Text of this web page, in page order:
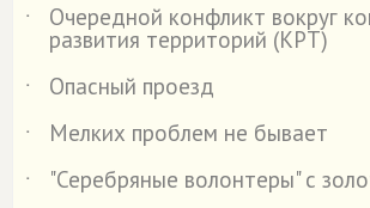
˙
Очередной конфликт вокруг
развития территорий (КРТ)
˙
Опасный проезд
˙
Мелких проблем не бывает
˙
"Серебряные волонтеры" с